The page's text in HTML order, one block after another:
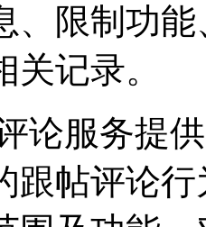
、限制功
记录。
论服务提
跟帖评论